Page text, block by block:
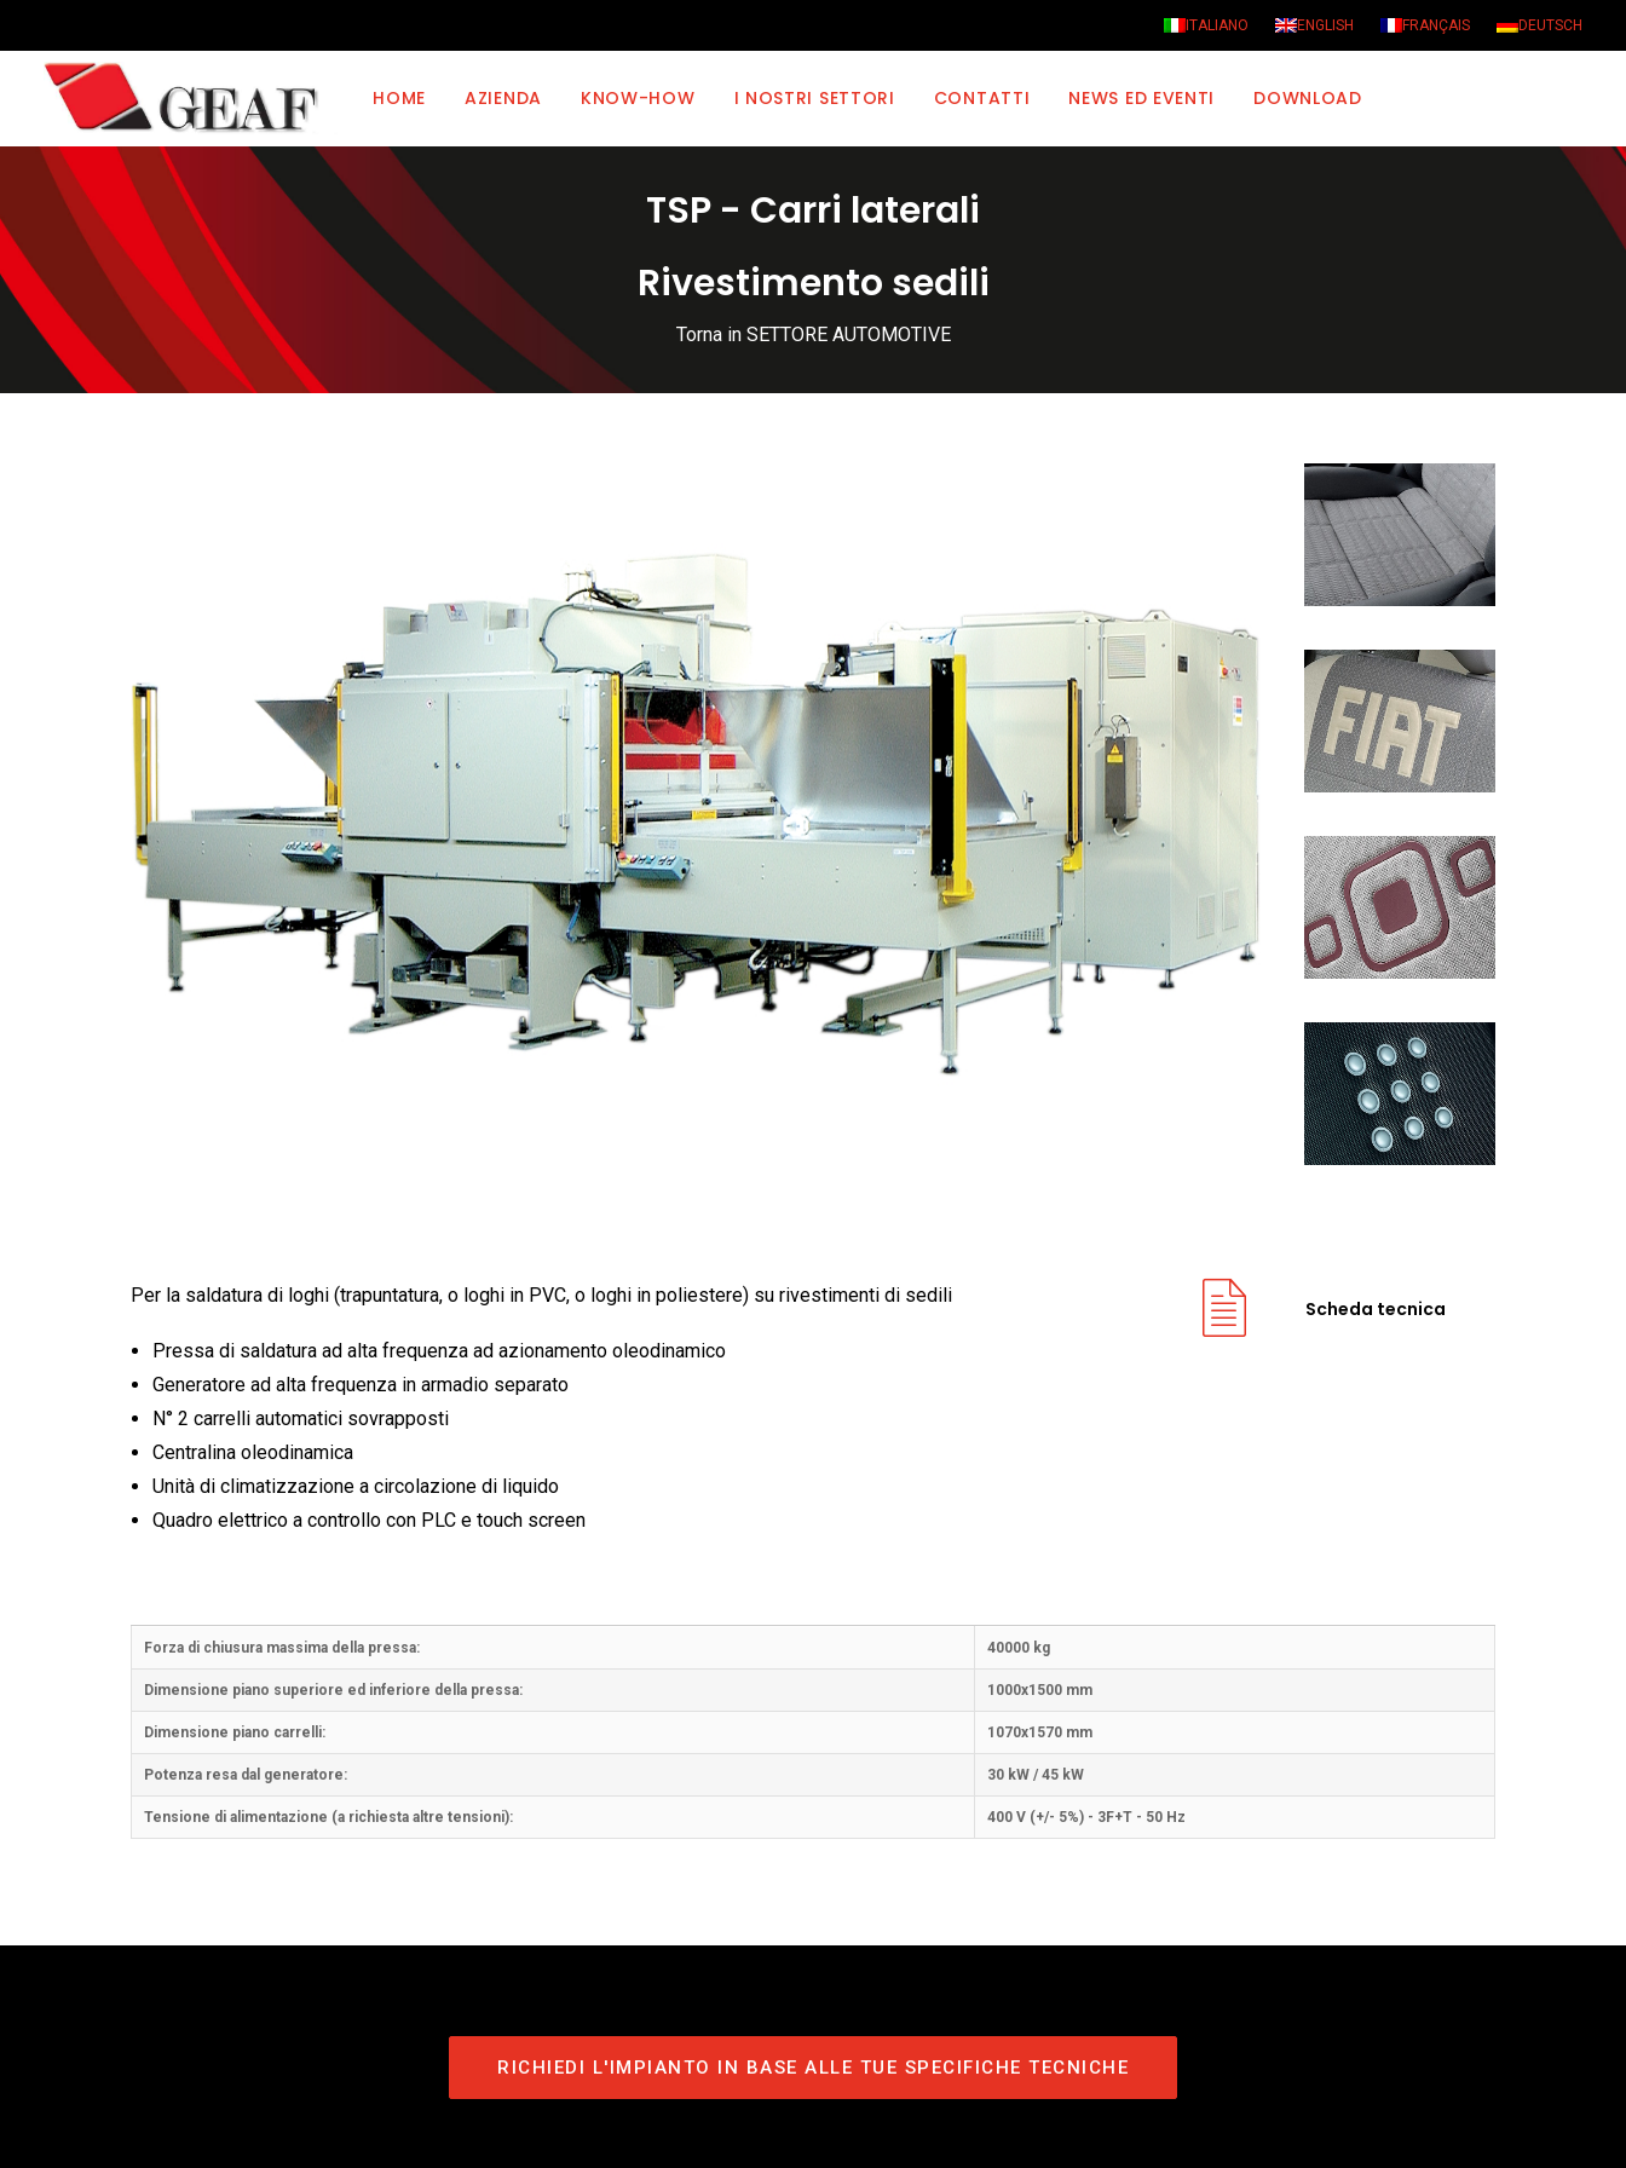
ITALIANO ENGLISH FRANÇAIS DEUTSCH
HOME AZIENDA KNOW-HOW I NOSTRI SETTORI CONTATTI NEWS ED EVENTI DOWNLOAD
TSP - Carri laterali
Rivestimento sedili
Torna in SETTORE AUTOMOTIVE
Per la saldatura di loghi (trapuntatura, o loghi in PVC, o loghi in poliestere) su rivestimenti di sedili
Pressa di saldatura ad alta frequenza ad azionamento oleodinamico
Generatore ad alta frequenza in armadio separato
N° 2 carrelli automatici sovrapposti
Centralina oleodinamica
Unità di climatizzazione a circolazione di liquido
Quadro elettrico a controllo con PLC e touch screen
Scheda tecnica
Forza di chiusura massima della pressa: 40000 kg
Dimensione piano superiore ed inferiore della pressa: 1000x1500 mm
Dimensione piano carrelli: 1070x1570 mm
Potenza resa dal generatore: 30 kW / 45 kW
Tensione di alimentazione (a richiesta altre tensioni): 400 V (+/- 5%) - 3F+T - 50 Hz
RICHIEDI L'IMPIANTO IN BASE ALLE TUE SPECIFICHE TECNICHE